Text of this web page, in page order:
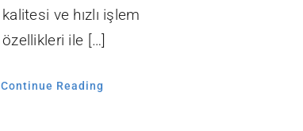
kalitesi ve hızlı işlem
özellikleri ile […]
Continue Reading